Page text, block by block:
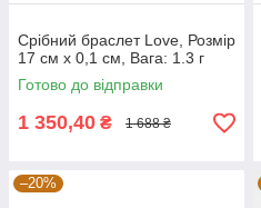
Срібний браслет Love, Розмір
17 см x 0,1 см, Вага: 1.3 г
Готово до відправки
1 350,40 ₴ 1 688 ₴
–20%